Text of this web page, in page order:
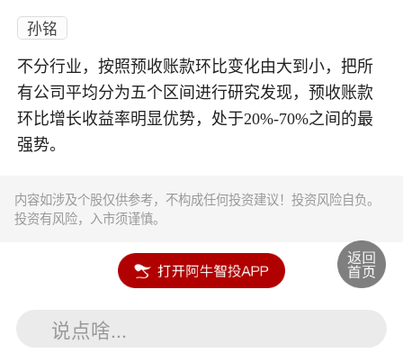
孙铭
不分行业，按照预收账款环比变化由大到小，把所
有公司平均分为五个区间进行研究发现，预收账款
环比增长收益率明显优势，处于20%-70%之间的最
强势。
内容如涉及个股仅供参考，不构成任何投资建议！投资风险自负。
投资有风险，入市须谨慎。
说点啥...